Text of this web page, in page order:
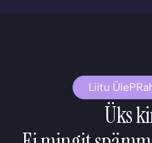
Liitu
Üks